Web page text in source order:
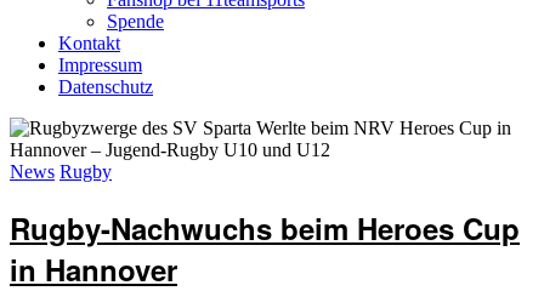
Spende
Kontakt
Impressum
Datenschutz
News Rugby
Rugby-Nachwuchs beim Heroes Cup
in Hannover